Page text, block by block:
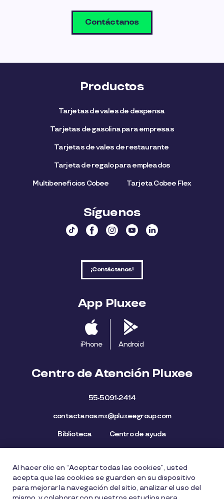
Contáctanos
Productos
Tarjetas de vales de despensa
Tarjetas de gasolina para empresas
Tarjetas de vales de restaurante
Tarjeta de regalo para empleados​
Multibeneficios Cobee Tarjeta Cobee Flex
Síguenos
¡Contáctanos!
App Pluxee
iPhone Android
Centro de Atención Pluxee
55-5091-2414
contactanos.mx@pluxeegroup.com
Biblioteca Centro de ayuda
Mapa del Sitio Aviso de privacidad Política de cookies
Licencia de Uso de Marca Política de Denuncia
Al hacer clic en “Aceptar todas las cookies”, usted
acepta que las cookies se guarden en su dispositivo
para mejorar la navegación del sitio, analizar el uso del